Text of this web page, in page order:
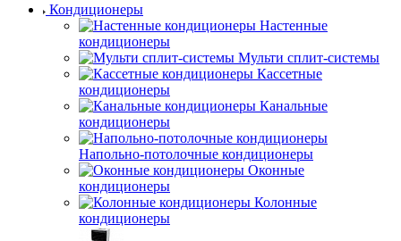
Кондиционеры
Настенные
кондиционеры
Мульти сплит-системы
Кассетные
кондиционеры
Канальные
кондиционеры
Напольно-потолочные кондиционеры
Оконные
кондиционеры
Колонные
кондиционеры